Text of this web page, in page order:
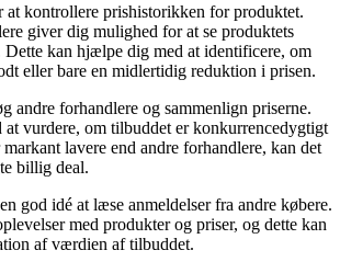
at kontrollere prishistorikken for produktet.
giver dig mulighed for at se produktets
kan hjælpe dig med at identificere, om
eller bare en midlertidig reduktion i prisen.
andre forhandlere og sammenlign priserne.
vurdere, om tilbuddet er konkurrencedygtigt
lavere end andre forhandlere, kan det
billig deal.
god idé at læse anmeldelser fra andre købere.
med produkter og priser, og dette kan
af værdien af tilbuddet.